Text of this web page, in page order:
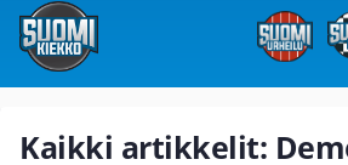
Kaikki artikkelit: